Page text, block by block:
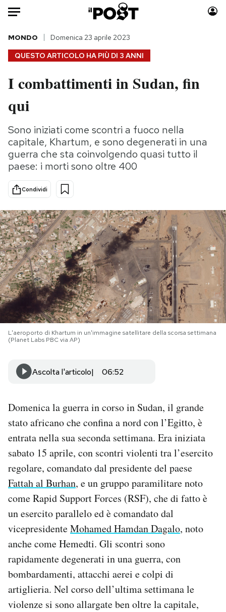
Auto
HOME
Italia
Tecnologia
Internet
Scienza
Cultura
Economia
Moda
Storie/Idee
Ok Boomer!
Media
Europa
PODCAST
NEWSLETTER
I MIEI PREFERITI
CALENDARIO
AREA PERSONALE
Area Personale
Newsletter
Notifiche mobile
Regala il Post
Hai bisogno di aiuto?
Esci
QUESTO ARTICOLO HA PIÙ DI 3 ANNI
MONDO Domenica 23 aprile 2023
I combattimenti in Sudan, fin
qui
Sono iniziati come scontri a fuoco nella
capitale, Khartum, e sono degenerati in una
guerra che sta coinvolgendo quasi tutto il
paese: i morti sono oltre 400
Condividi
L'aeroporto di Khartum in un'immagine satellitare della scorsa settimana
(Planet Labs PBC via AP)
Ascolta l'articolo 06:52
Domenica la guerra in corso in Sudan, il grande
stato africano che confina a nord con l’Egitto, è
entrata nella sua seconda settimana. Era iniziata
sabato 15 aprile, con scontri violenti tra l’esercito
regolare, comandato dal presidente del paese
Fattah al Burhan, e un gruppo paramilitare noto
come Rapid Support Forces (RSF), che di fatto è
un esercito parallelo ed è comandato dal
vicepresidenteMohamed Hamdan Dagalo, noto
anche come Hemedti. Gli scontri sono
rapidamente degenerati in una guerra, con
bombardamenti, attacchi aerei e colpi di
artiglieria. Nel corso dell’ultima settimana le
violenze si sono allargate ben oltre la capitale,